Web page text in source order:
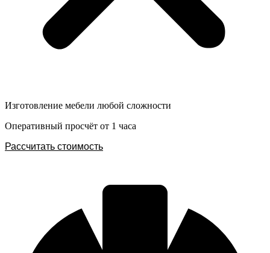
Изготовление мебели любой сложности
Оперативный просчёт от 1 часа
Рассчитать стоимость